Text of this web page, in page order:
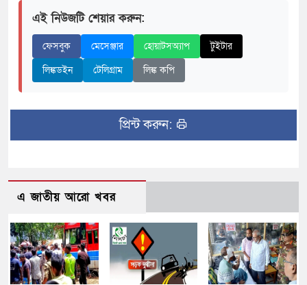
এই নিউজটি শেয়ার করুন:
ফেসবুক মেসেঞ্জার হোয়াটসঅ্যাপ
টুইটার
লিঙ্কডইন
টেলিগ্রাম লিঙ্ক কপি
প্রিন্ট করুন:
এ জাতীয় আরো খবর